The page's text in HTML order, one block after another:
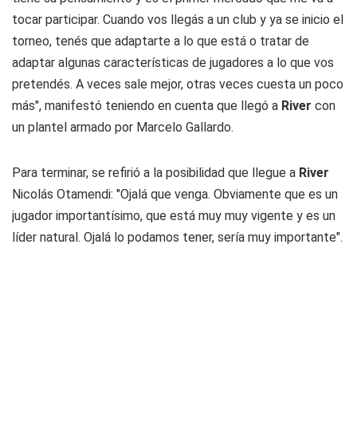
tocar participar. Cuando vos llegás a un club y ya se inicio el
torneo, tenés que adaptarte a lo que está o tratar de
adaptar algunas características de jugadores a lo que vos
pretendés. A veces sale mejor, otras veces cuesta un poco
más", manifestó teniendo en cuenta que llegó a River con
un plantel armado por Marcelo Gallardo.
Para terminar, se refirió a la posibilidad que llegue a River
Nicolás Otamendi: "Ojalá que venga. Obviamente que es un
jugador importantísimo, que está muy muy vigente y es un
líder natural. Ojalá lo podamos tener, sería muy importante".